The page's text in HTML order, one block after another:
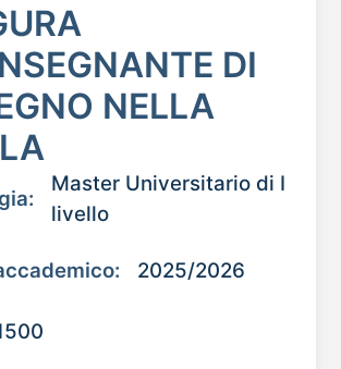
DI
NELLA
Master Universitario di I
livello
2025/2026